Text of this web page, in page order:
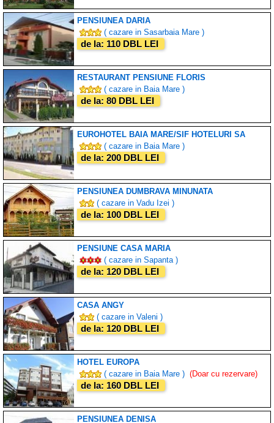
PENSIUNEA DARIA
( cazare in Sasarbaia Mare )
de la: 110 DBL LEI
RESTAURANT PENSIUNE FLORIS
( cazare in Baia Mare )
de la: 80 DBL LEI
EUROHOTEL BAIA MARE/SIF HOTELURI SA
( cazare in Baia Mare )
de la: 200 DBL LEI
PENSIUNEA DUMBRAVA MINUNATA
( cazare in Vadu Izei )
de la: 100 DBL LEI
PENSIUNE CASA MARIA
( cazare in Sapanta )
de la: 120 DBL LEI
CASA ANGY
( cazare in Valeni )
de la: 120 DBL LEI
HOTEL EUROPA
( cazare in Baia Mare ) (Doar cu rezervare)
de la: 160 DBL LEI
PENSIUNEA DENISA